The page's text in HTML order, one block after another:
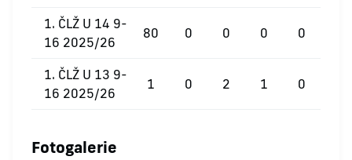
1. ČLŽ U 14 9-
16 2025/26
80 0 0 0 0
1. ČLŽ U 13 9-
16 2025/26
1 0 2 1 0
Fotogalerie